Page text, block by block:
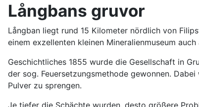
Långbans gruvor
Långban liegt rund 15 Kilometer nördlich von
einem exzellenten kleinen Mineralienmuseum
Geschichtliches 1855 wurde die Gesellschaft in
der sog. Feuersetzungsmethode gewonnen.
Pulver zu sprengen.
Je tiefer die Schächte wurden, desto größere